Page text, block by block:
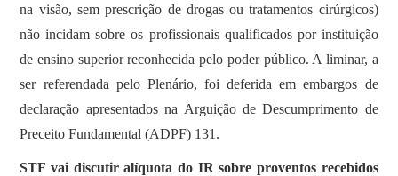
na visão, sem prescrição de drogas ou tratamentos cirúrgicos)
não incidam sobre os profissionais qualificados por instituição
de ensino superior reconhecida pelo poder público. A liminar, a
ser referendada pelo Plenário, foi deferida em embargos de
declaração apresentados na Arguição de Descumprimento de
Preceito Fundamental (ADPF) 131.
STF vai discutir alíquota do IR sobre proventos recebidos